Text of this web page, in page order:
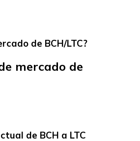
de BCH/LTC?
mercado de
de BCH a LTC